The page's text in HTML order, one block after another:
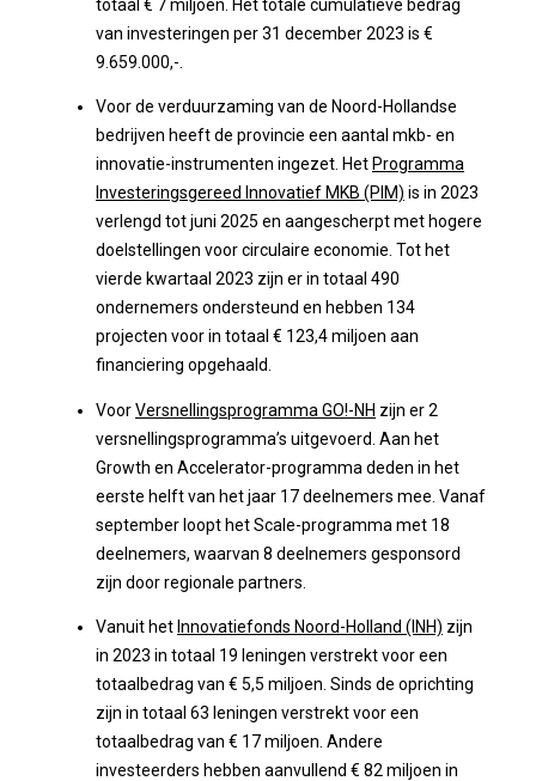
totaal € 7 miljoen. Het totale cumulatieve bedrag
van investeringen per 31 december 2023 is €
9.659.000,-.
Voor de verduurzaming van de Noord-Hollandse
bedrijven heeft de provincie een aantal mkb- en
innovatie-instrumenten ingezet. Het Programma
Investeringsgereed Innovatief MKB (PIM) is in 2023
verlengd tot juni 2025 en aangescherpt met hogere
doelstellingen voor circulaire economie. Tot het
vierde kwartaal 2023 zijn er in totaal 490
ondernemers ondersteund en hebben 134
projecten voor in totaal € 123,4 miljoen aan
financiering opgehaald.
VoorVersnellingsprogramma GO!-NH zijn er 2
versnellingsprogramma’s uitgevoerd. Aan het
Growth en Accelerator-programma deden in het
eerste helft van het jaar 17 deelnemers mee. Vanaf
september loopt het Scale-programma met 18
deelnemers, waarvan 8 deelnemers gesponsord
zijn door regionale partners.
Vanuit het Innovatiefonds Noord-Holland (INH) zijn
in 2023 in totaal 19 leningen verstrekt voor een
totaalbedrag van € 5,5 miljoen. Sinds de oprichting
zijn in totaal 63 leningen verstrekt voor een
totaalbedrag van € 17 miljoen. Andere
investeerders hebben aanvullend € 82 miljoen in